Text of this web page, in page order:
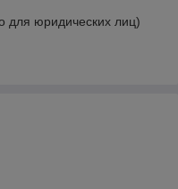
для юридических лиц)